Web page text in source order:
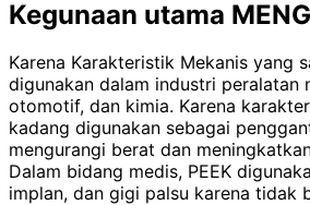
Kegunaan utama
Karena Karakteristik Mekanis yang
digunakan dalam industri peralatan
otomotif, dan kimia. Karena
kadang digunakan sebagai
mengurangi berat dan
Dalam bidang medis, PEEK
implan, dan gigi palsu karena tidak